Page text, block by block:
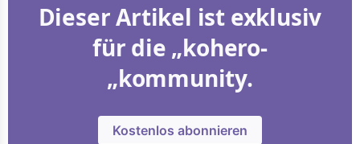
Dieser Artikel ist exklusiv
für die „kohero-
„kommunity.
Kostenlos abonnieren